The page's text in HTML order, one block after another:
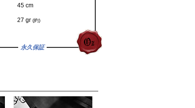
45 cm
27 gr (約)
永久保証